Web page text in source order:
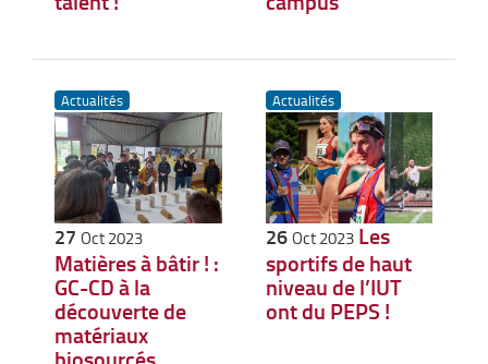
Actualités
27 Oct 2023
Matières à bâtir ! :
GC-CD à la
découverte de
matériaux
Actualités
26Oct 2023 Les
sportifs de haut
niveau de l’IUT
ont du PEPS !